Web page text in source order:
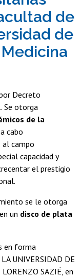
de
de
Decreto
Se otorga
de la
cabo
al campo
capacidad y
el prestigio
se le otorga
un disco de plata
en forma
UNIVERSIDAD DE
SAZIÉ, en